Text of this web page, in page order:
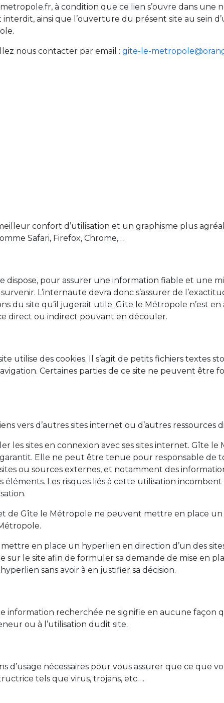
metropole.fr, à condition que ce lien s’ouvre dans une
ainsi que l’ouverture du présent site au sein
nous contacter par email : gite-le-
confort d’utilisation et un graphisme plus
Safari, Firefox, Chrome,…
pour assurer une information fiable et une
L’internaute devra donc s’assurer de
du site qu’il jugerait utile. Gîte le Métropole n’est en
direct ou indirect pouvant en découler.
utilise des cookies. Il s’agit de petits fichiers textes
Certaines parties de ce site ne peuvent être
vers d’autres sites internet ou d’autres ressources
les sites en connexion avec ses sites internet. Gîte
Elle ne peut être tenue pour responsable de
ou sources externes, et notamment des
Les risques liés à cette utilisation
de Gîte le Métropole ne peuvent mettre en place
en place un hyperlien en direction d’un des
sur le site afin de formuler sa demande de mise en
sans avoir à en justifier sa décision.
recherchée ne signifie en aucune façon
ou à l’utilisation dudit site.
nécessaires pour vous assurer que ce que
tels que virus, trojans, etc….